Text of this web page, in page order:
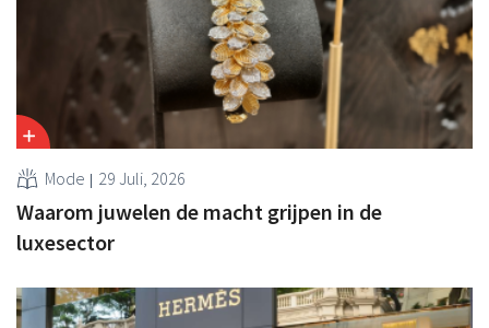
Mode 29 Juli, 2026
Waarom juwelen de macht grijpen in de
luxesector